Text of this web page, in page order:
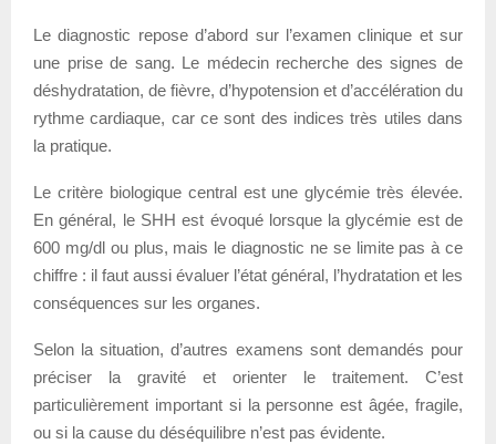
Le diagnostic repose d’abord sur l’examen clinique et sur
une prise de sang. Le médecin recherche des signes de
déshydratation, de fièvre, d’hypotension et d’accélération du
rythme cardiaque, car ce sont des indices très utiles dans
la pratique.
Le critère biologique central est une glycémie très élevée.
En général, le SHH est évoqué lorsque la glycémie est de
600 mg/dl ou plus, mais le diagnostic ne se limite pas à ce
chiffre : il faut aussi évaluer l’état général, l’hydratation et les
conséquences sur les organes.
Selon la situation, d’autres examens sont demandés pour
préciser la gravité et orienter le traitement. C’est
particulièrement important si la personne est âgée, fragile,
ou si la cause du déséquilibre n’est pas évidente.